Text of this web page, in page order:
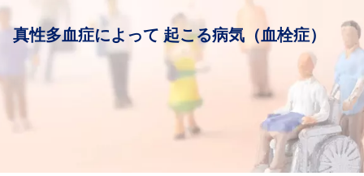
真性多血症によって 起こる病気（血栓症）